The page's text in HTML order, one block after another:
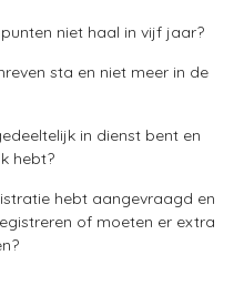
niet haal in vijf jaar?
sta en niet meer in de
in dienst bent en
hebt?
hebt aangevraagd en
of moeten er extra